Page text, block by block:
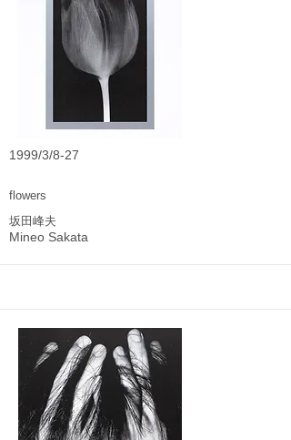
1999/3/8-27
flowers
坂田峰夫
Mineo Sakata